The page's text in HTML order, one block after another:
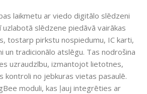
laikmetu ar viedo digitālo slēdzeni
uzlabotā slēdzene piedāvā vairākas
tostarp pirkstu nospiedumu, IC karti,
un tradicionālo atslēgu. Tas nodrošina
uzraudzību, izmantojot lietotnes,
kontroli no jebkuras vietas pasaulē.
moduli, kas ļauj integrēties ar